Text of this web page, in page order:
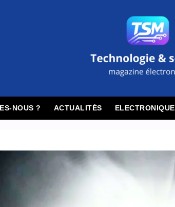
NOUS ? ACTUALITÉS ELECTRONIQUE